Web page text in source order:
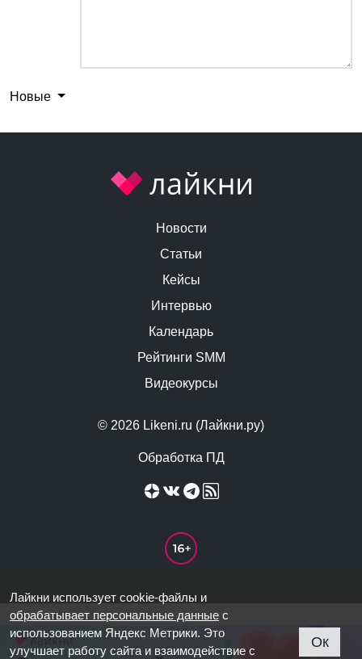
Новые
© 2026 Likeni.ru (Лайкни.ру)
Обработка ПД
Новости
Статьи
Кейсы
Интервью
Календарь
Рейтинги SMM
Видеокурсы
Лайкни использует cookie-файлы и
обрабатывает персональные данные с
использованием Яндекс Метрики. Это
улучшает работу сайта и взаимодействие с
Ок